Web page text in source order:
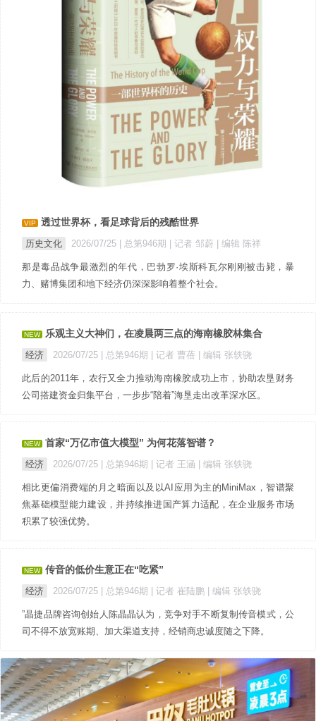
VIP 透过世界杯，看足球背后的残酷世界
历史文化 2026/07/25 | 总第946期 | 记者 邹蔚 | 编辑 陈祥
那是毒品战争最激烈的年代，巴勃罗·埃斯科瓦尔刚刚被击毙，暴
力、赌博集团和地下经济仍深深影响着整个社会。
NEW 乐观主义大神们，在凌晨两三点的海南橡胶林集合
经济 2026/07/25 | 总第946期 | 记者 曹蓓 | 编辑 张轶骁
此后的2011年，农行又全力推动海南橡胶成功上市，协助农垦财务
公司搭建资金归集平台，一步步“陪着”海垦走出改革深水区。
NEW 首家“万亿市值大模型” 为何花落智谱？
经济 2026/07/25 | 总第946期 | 记者 王涵 | 编辑 张轶骁
相比更偏消费端的月之暗面以及以AI应用为主的MiniMax，智谱聚
焦基础模型能力建设，并持续推进国产算力适配，在企业服务市场
积累了较强优势。
NEW 传音的低价生意正在“吃紧”
经济 2026/07/25 | 总第946期 | 记者 崔陆鹏 | 编辑 张轶骁
”晶捷品牌咨询创始人陈晶晶认为，竞争对手不断复制传音模式，公
司不得不放宽账期、加大渠道支持，经销商忠诚度随之下降。